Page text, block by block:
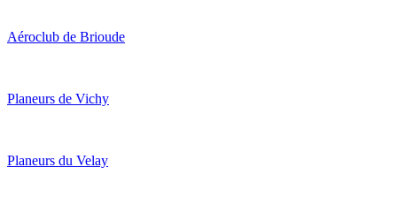
Aéroclub de Brioude
Planeurs de Vichy
Planeurs du Velay